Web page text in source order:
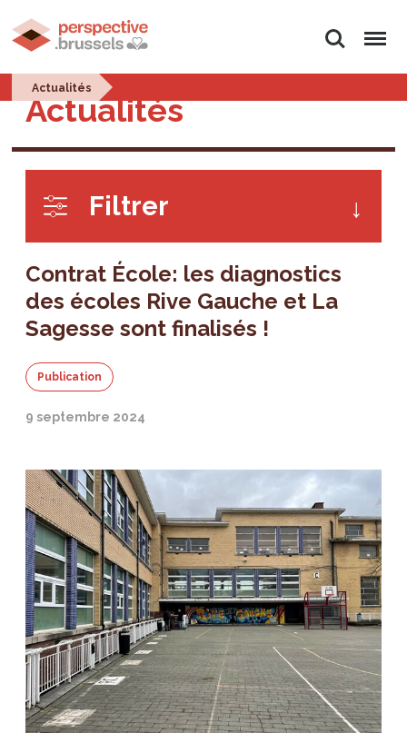
Rechercher
Menu
Actualités
Actualités
Filtrer
Contrat École: les diagnostics
des écoles Rive Gauche et La
Sagesse sont finalisés !
Publication
9 septembre 2024